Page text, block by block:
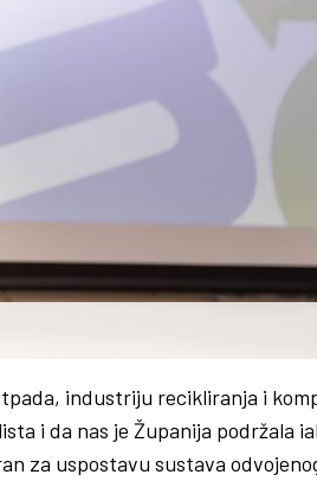
industriju recikliranja i
i da nas je Županija podržala
za uspostavu sustava